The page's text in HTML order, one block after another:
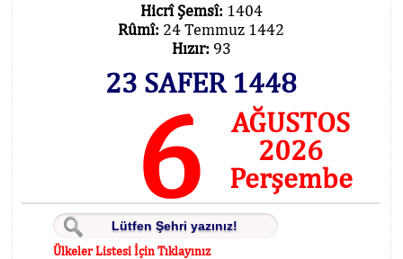
Hicrî Şemsî: 1404
Rûmî: 24 Temmuz 1442
Hızır: 93
23 SAFER 1448
6
AĞUSTOS
2026
Perşembe
Ülkeler Listesi İçin Tıklayınız